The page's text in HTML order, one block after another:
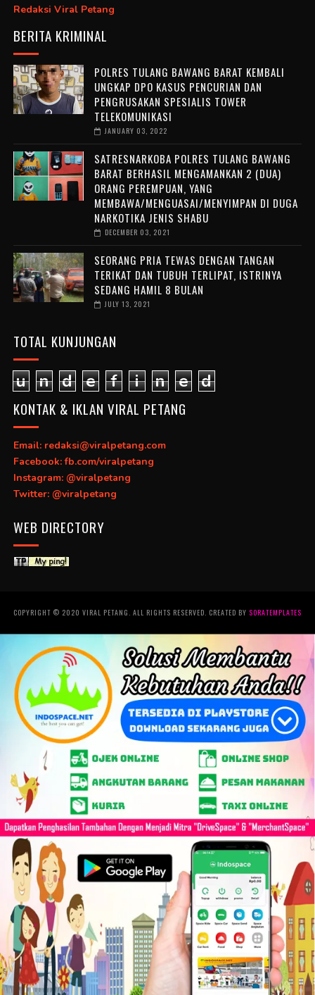
Redaksi Viral Petang
BERITA KRIMINAL
POLRES TULANG BAWANG BARAT KEMBALI
UNGKAP DPO KASUS PENCURIAN DAN
PENGRUSAKAN SPESIALIS TOWER
TELEKOMUNIKASI
JANUARY 03, 2022
SATRESNARKOBA POLRES TULANG BAWANG
BARAT BERHASIL MENGAMANKAN 2 (DUA)
ORANG PEREMPUAN, YANG
MEMBAWA/MENGUASAI/MENYIMPAN DI DUGA
NARKOTIKA JENIS SHABU
DECEMBER 03, 2021
SEORANG PRIA TEWAS DENGAN TANGAN
TERIKAT DAN TUBUH TERLIPAT, ISTRINYA
SEDANG HAMIL 8 BULAN
JULY 13, 2021
TOTAL KUNJUNGAN
u n d e f i n e d
KONTAK & IKLAN VIRAL PETANG
Email: redaksi@viralpetang.com
Facebook: fb.com/viralpetang
Instagram: @viralpetang
Twitter: @viralpetang
WEB DIRECTORY
COPYRIGHT © 2020 VIRAL PETANG. ALL RIGHTS RESERVED. CREATED BY SORATEMPLATES